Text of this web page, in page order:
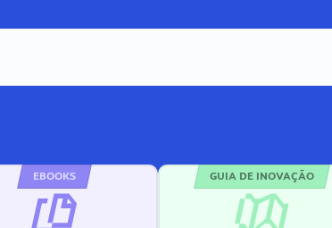
EBOOKS GUIA DE INOVAÇÃO